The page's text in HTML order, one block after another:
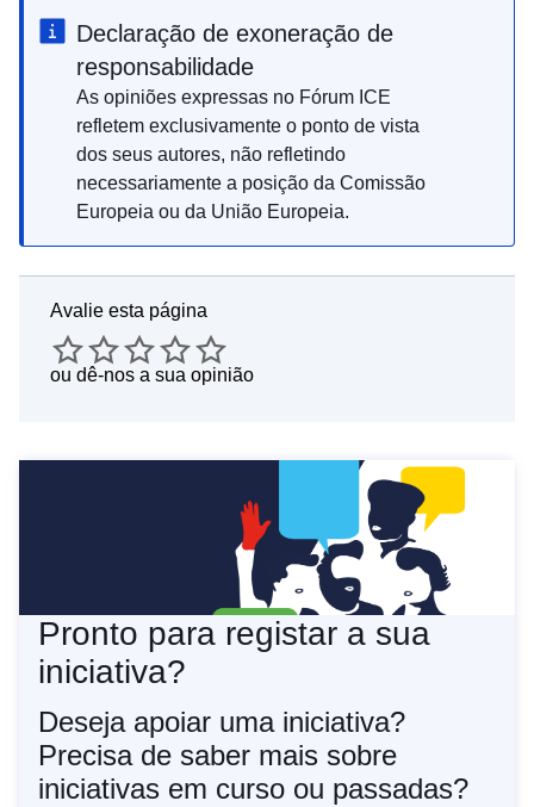
Declaração de exoneração de
responsabilidade
As opiniões expressas no Fórum ICE
refletem exclusivamente o ponto de vista
dos seus autores, não refletindo
necessariamente a posição da Comissão
Europeia ou da União Europeia.
Avalie esta página
ou dê-nos a sua opinião
Pronto para registar a sua
iniciativa?
Deseja apoiar uma iniciativa?
Precisa de saber mais sobre
iniciativas em curso ou passadas?